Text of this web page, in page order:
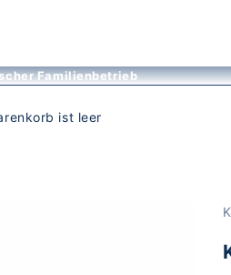
Familienbetrieb
ist leer